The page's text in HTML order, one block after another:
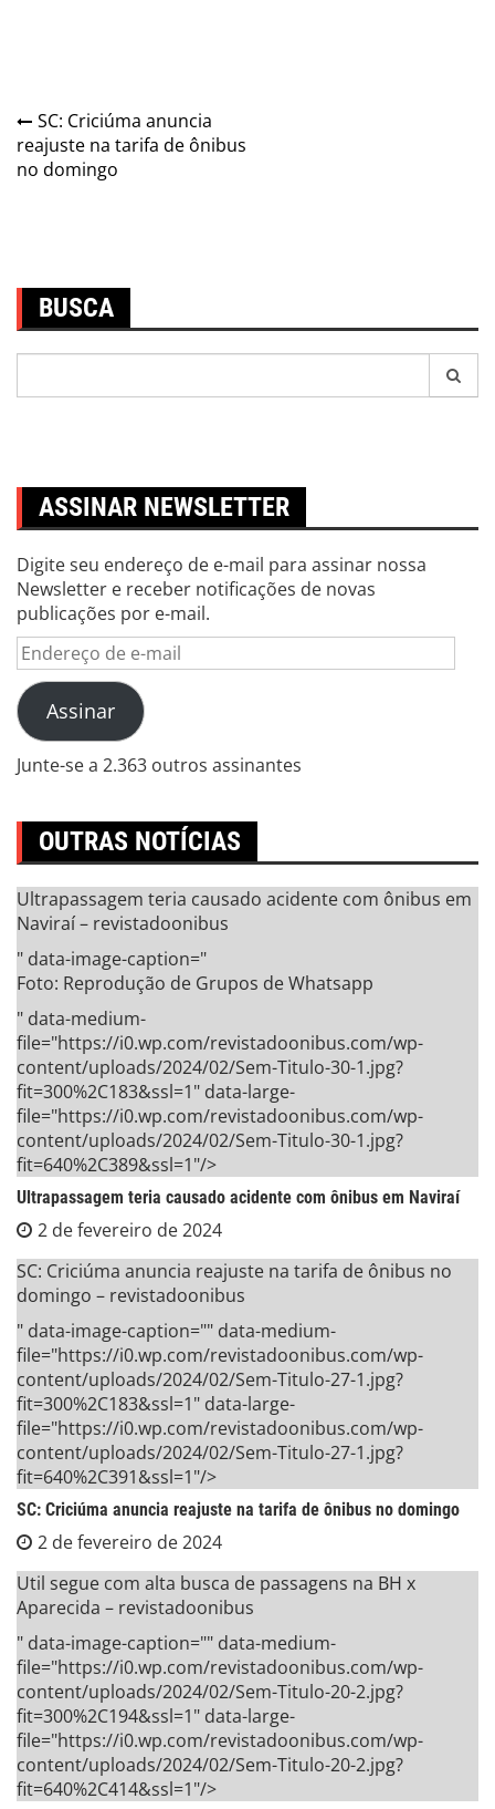
Navegação
de
SC: Criciúma anuncia
reajuste na tarifa de ônibus
no domingo
BUSCA
ASSINAR NEWSLETTER
Digite seu endereço de e-mail para assinar nossa
Newsletter e receber notificações de novas
publicações por e-mail.
Endereço
de
e-
mailAssinar
Junte-se a 2.363 outros assinantes
OUTRAS NOTÍCIAS
Ultrapassagem teria causado acidente com ônibus em
Naviraí – revistadoonibus
" data-image-caption="
Foto: Reprodução de Grupos de Whatsapp
" data-medium-
file="https://i0.wp.com/revistadoonibus.com/wp-
content/uploads/2024/02/Sem-Titulo-30-1.jpg?
fit=300%2C183&ssl=1" data-large-
file="https://i0.wp.com/revistadoonibus.com/wp-
content/uploads/2024/02/Sem-Titulo-30-1.jpg?
fit=640%2C389&ssl=1"/>
Ultrapassagem teria causado acidente com ônibus em Naviraí
2 de fevereiro de 2024
SC: Criciúma anuncia reajuste na tarifa de ônibus no
domingo – revistadoonibus
" data-image-caption="" data-medium-
file="https://i0.wp.com/revistadoonibus.com/wp-
content/uploads/2024/02/Sem-Titulo-27-1.jpg?
fit=300%2C183&ssl=1" data-large-
file="https://i0.wp.com/revistadoonibus.com/wp-
content/uploads/2024/02/Sem-Titulo-27-1.jpg?
fit=640%2C391&ssl=1"/>
SC: Criciúma anuncia reajuste na tarifa de ônibus no domingo
2 de fevereiro de 2024
Util segue com alta busca de passagens na BH x
Aparecida – revistadoonibus
" data-image-caption="" data-medium-
file="https://i0.wp.com/revistadoonibus.com/wp-
content/uploads/2024/02/Sem-Titulo-20-2.jpg?
fit=300%2C194&ssl=1" data-large-
file="https://i0.wp.com/revistadoonibus.com/wp-
content/uploads/2024/02/Sem-Titulo-20-2.jpg?
fit=640%2C414&ssl=1"/>